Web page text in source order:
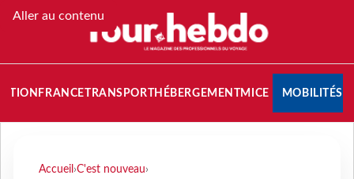
Aller au contenu
FRANCETRANSPORT HÉBERGEMENTMICE MOBILITÉS
Accueil ›C'est nouveau›